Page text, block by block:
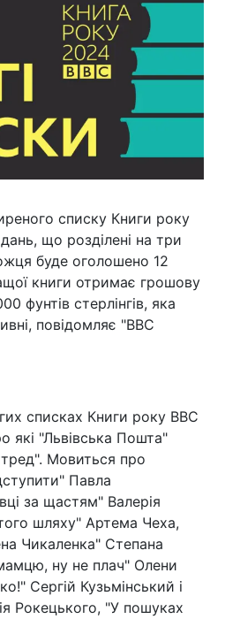
списку Книги року
що розділені на три
буде оголошено 12
книги отримає грошову
фунтів стерлінгів, яка
повідомляє "BBC
списках Книги року BBC
які "Львівська Пошта"
Мовиться про
Павла
за щастям" Валерія
шляху" Артема Чеха,
Чикаленка" Степана
ну не плач" Олени
Сергій Кузьмінський і
Рокецького, "У пошуках